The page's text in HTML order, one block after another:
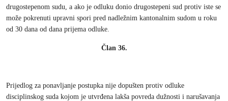
drugostepenom sudu, a ako je odluku donio drugostepeni sud protiv iste se
može pokrenuti upravni spori pred nadležnim kantonalnim sudom u roku
od 30 dana od dana prijema odluke.
Član 36.
Prijedlog za ponavljanje postupka nije dopušten protiv odluke
disciplinskog suda kojom je utvrđena lakša povreda dužnosti i narušavanja